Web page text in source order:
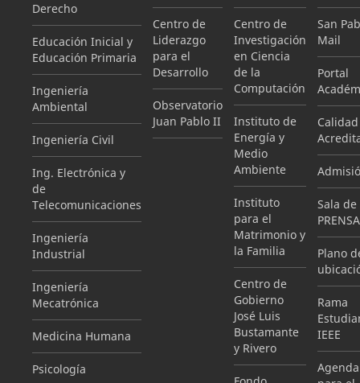
Derecho
Educación Inicial y
Educación Primaria
Ingeniería
Ambiental
Ingeniería Civil
Ing. Electrónica y
de
Telecomunicaciones
Ingeniería
Industrial
Ingeniería
Mecatrónica
Medicina Humana
Psicología
Centro de
Liderazgo
para el
Desarrollo
Observatorio
Juan Pablo II
Centro de
Investigación
en Ciencia
de la
Computación
Instituto de
Energía y
Medio
Ambiente
Instituto
para el
Matrimonio y
la Familia
Centro de
Gobierno
José Luis
Bustamante
y Rivero
San
Mail
Portal
Sala de
PRENSA
Plano
Rama
IEEE
Agenda